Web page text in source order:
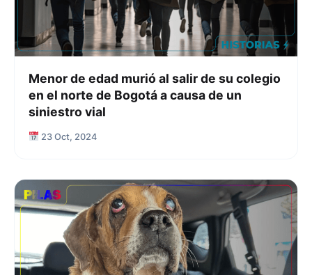
Menor de edad murió al salir de su colegio
en el norte de Bogotá a causa de un
siniestro vial
23 Oct, 2024